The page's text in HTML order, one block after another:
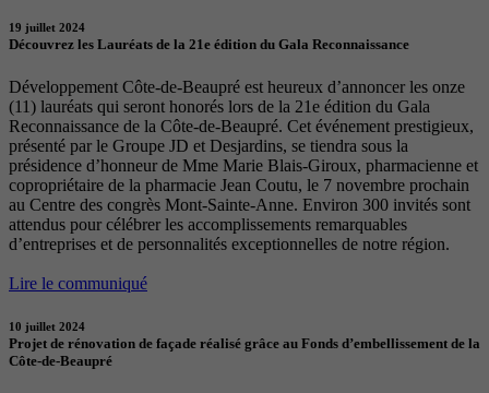
19 juillet 2024
Découvrez les Lauréats de la 21e édition du Gala Reconnaissance
Développement Côte-de-Beaupré est heureux d’annoncer les onze
(11) lauréats qui seront honorés lors de la 21e édition du Gala
Reconnaissance de la Côte-de-Beaupré. Cet événement prestigieux,
présenté par le Groupe JD et Desjardins, se tiendra sous la
présidence d’honneur de Mme Marie Blais-Giroux, pharmacienne et
copropriétaire de la pharmacie Jean Coutu, le 7 novembre prochain
au Centre des congrès Mont-Sainte-Anne. Environ 300 invités sont
attendus pour célébrer les accomplissements remarquables
d’entreprises et de personnalités exceptionnelles de notre région.
Lire le communiqué
10 juillet 2024
Projet de rénovation de façade réalisé grâce au Fonds d’embellissement de la
Côte-de-Beaupré